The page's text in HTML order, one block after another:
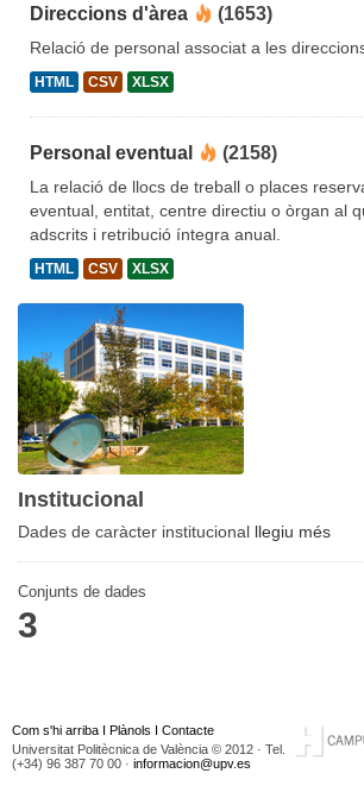
Direccions d'àrea (1653)
Relació de personal associat a les
HTML CSV XLSX
Personal eventual (2158)
La relació de llocs de treball o places
eventual, entitat, centre directiu o òrgan al
adscrits i retribució íntegra anual.
HTML CSV XLSX
Institucional
Dades de caràcter institucional llegiu més
Conjunts de dades
3
Com s'hi arriba I Plànols I Contacte
Universitat Politècnica de València © 2012 · Tel.
(+34) 96 387 70 00 · informacion@upv.es